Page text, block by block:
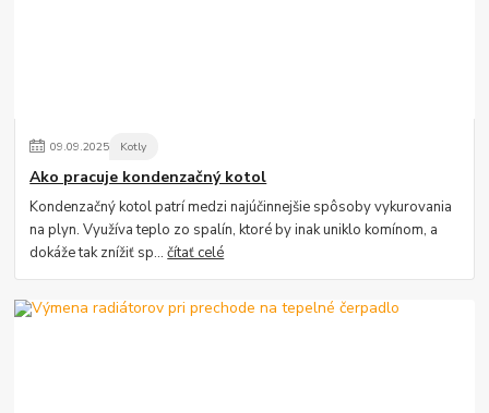
09.09.2025 Kotly
Ako pracuje kondenzačný kotol
Kondenzačný kotol patrí medzi najúčinnejšie spôsoby vykurovania
na plyn. Využíva teplo zo spalín, ktoré by inak uniklo komínom, a
dokáže tak znížiť sp...čítať celé